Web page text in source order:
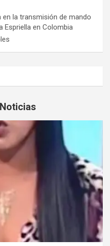
en la transmisión de mando
Espriella en Colombia